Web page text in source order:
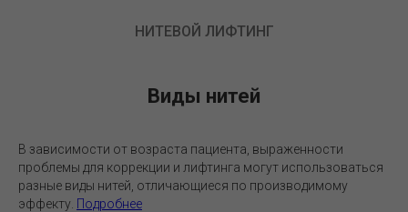
НИТЕВОЙ ЛИФТИНГ
Виды нитей
В зависимости от возраста пациента, выраженности
проблемы для коррекции и лифтинга могут использоваться
разные виды нитей, отличающиеся по производимому
эффекту. Подробнее